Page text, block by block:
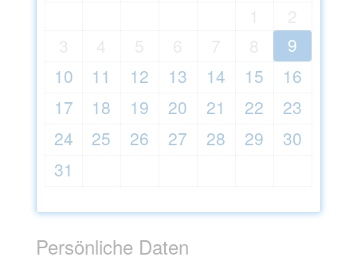
9
10
11 12 13 14 15
16
17
18 19 20 21 22
23
24
25 26 27 28 29
30
31
Persönliche Daten